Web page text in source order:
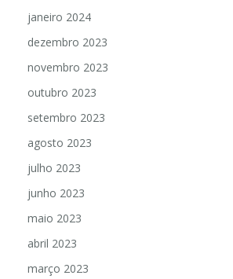
janeiro 2024
dezembro 2023
novembro 2023
outubro 2023
setembro 2023
agosto 2023
julho 2023
junho 2023
maio 2023
abril 2023
março 2023